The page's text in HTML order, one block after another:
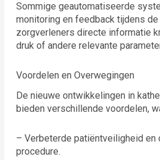
Sommige geautomatiseerde
monitoring en feedback tijdens
zorgverleners directe informatie
druk of andere relevante
Voordelen en Overwegingen
De nieuwe ontwikkelingen in
bieden verschillende voordelen,
– Verbeterde patiëntveiligheid en
procedure.